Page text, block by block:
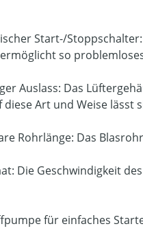
Start-/
so
Auslass: Das
diese Art und Weise lässt
Rohrlänge: Das
Die Geschwindigkeit
für einfaches